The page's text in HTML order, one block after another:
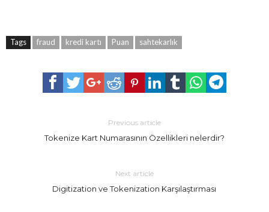
Tags fraud kredi kartı Puan sahtekarlık
Previous article
Tokenize Kart Numarasının Özellikleri nelerdir?
Next article
Digitization ve Tokenization Karşılaştırması